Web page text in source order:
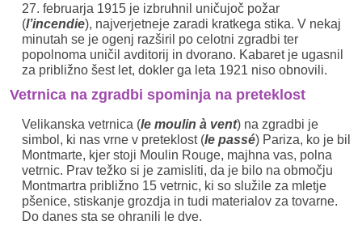
27. februarja 1915 je izbruhnil uničujoč požar
(l’incendie), najverjetneje zaradi kratkega stika. V nekaj
minutah se je ogenj razširil po celotni zgradbi ter
popolnoma uničil avditorij in dvorano. Kabaret je ugasnil
za približno šest let, dokler ga leta 1921 niso obnovili.
Vetrnica na zgradbi spominja na preteklost
Velikanska vetrnica (le moulin à vent) na zgradbi je
simbol, ki nas vrne v preteklost (le passé) Pariza, ko je bil
Montmarte, kjer stoji Moulin Rouge, majhna vas, polna
vetrnic. Prav težko si je zamisliti, da je bilo na območju
Montmartra približno 15 vetrnic, ki so služile za mletje
pšenice, stiskanje grozdja in tudi materialov za tovarne.
Do danes sta se ohranili le dve.